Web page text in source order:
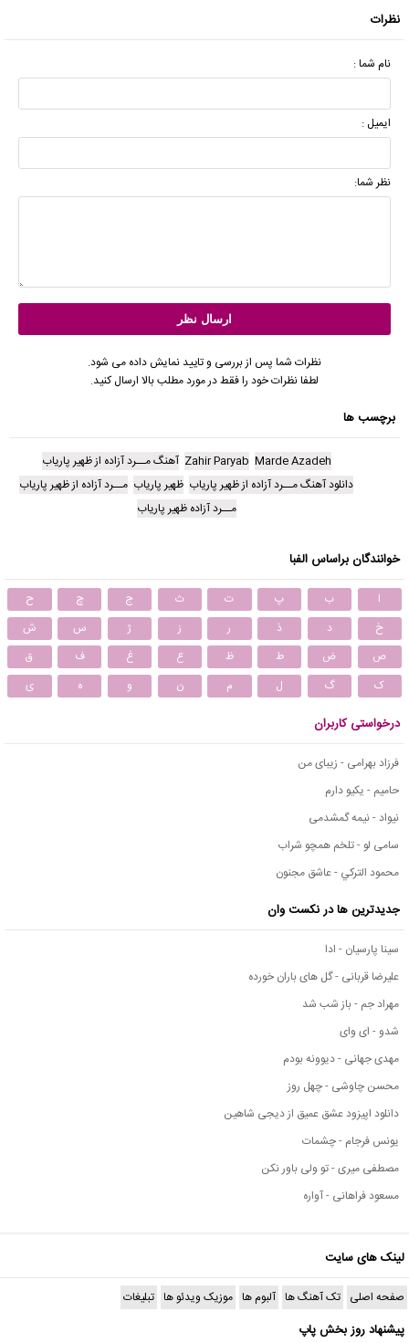
نظرات
نام شما :
ایمیل :
نظر شما:
نظرات شما پس از بررسی و تایید نمایش داده می شود.
لطفا نظرات خود را فقط در مورد مطلب بالا ارسال کنید.
برچسب ها
Marde Azadeh
Zahir Paryab آهنگ مــرد آزاده از ظهیر پاریاب
دانلود آهنگ مــرد آزاده از ظهیر پاریاب ظهیر پاریاب مــرد آزاده از ظهیر پاریاب
مــرد آزاده ظهیر پاریاب
خوانندگان براساس الفبا
ا ب پ ت ث ج چ
ح
خ
د ذ ر ز ژ س
ش
ص
ض ط ظ ع غ ف
ق
ک
گ ل م ن و ه ی
درخواستی کاربران
فرزاد بهرامی - زیبای من
حامیم - یکیو دارم
نیواد - نیمه گمشدمی
سامی لو - تلخم همچو شراب
محمود التركي - عاشق مجنون
جدیدترین ها در نکست وان
سینا پارسیان - ادا
علیرضا قربانی - گل های باران خورده
مهراد جم - باز شب شد
شدو - ای وای
مهدی جهانی - دیوونه بودم
محسن چاوشی - چهل روز
دانلود اپیزود عشق عمیق از دیجی شاهین
یونس فرجام - چشمات
مصطفی میری - تو ولی باور نکن
مسعود فراهانی - آواره
لینک های سایت
صفحه اصلی تک آهنگ ها آلبوم ها موزیک ویدئو ها تبلیغات
پیشنهاد روز بخش پاپ